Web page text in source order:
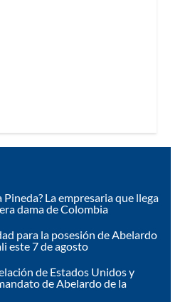
Pineda? La empresaria que llega
dama de Colombia
para la posesión de Abelardo
este 7 de agosto
de Estados Unidos y
de Abelardo de la